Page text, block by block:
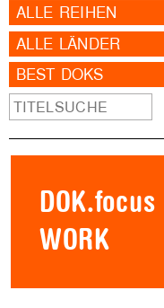
ALLE REIHEN
ALLE LÄNDER
BEST DOKS
DOK.focus
WORK